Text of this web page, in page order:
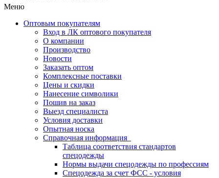
Меню
Оптовым покупателям
Вход в ЛК оптового покупателя
О компании
Производство
Новости
Заказать оптом
Комплексные поставки
Цены и скидки
Нанесение символики
Пошив на заказ
Выезд специалиста
Условия доставки
Опытная носка
Справочная информация
Таблица соответствия стандартов
спецодежды
Нормы выдачи спецодежды по профессиям
Спецодежда за счет ФСС - условия